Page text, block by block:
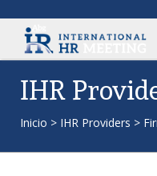
IHR
Inicio > IHR Providers >